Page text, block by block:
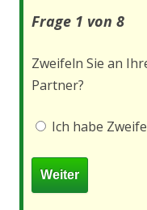
Frage 1 von 8
Zweifeln Sie an
Partner?
Ich habe